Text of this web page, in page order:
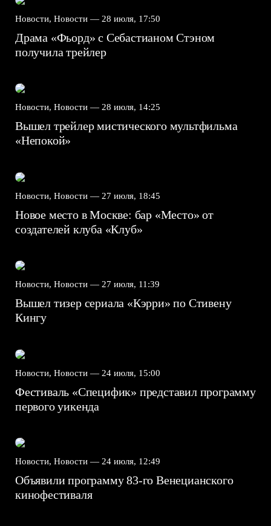
Новости, Новости — 28 июля, 17:50
Драма «Фьорд» с Себастианом Стэном
получила трейлер
Новости, Новости — 28 июля, 14:25
Вышел трейлер мистического мультфильма
«Непокой»
Новости, Новости — 27 июля, 18:45
Новое место в Москве: бар «Место» от
создателей клуба «Клуб»
Новости, Новости — 27 июля, 11:39
Вышел тизер сериала «Кэрри» по Стивену
Кингу
Новости, Новости — 24 июля, 15:00
Фестиваль «Специфик» представил программу
первого уикенда
Новости, Новости — 24 июля, 12:49
Объявили программу 83-го Венецианского
кинофестиваля